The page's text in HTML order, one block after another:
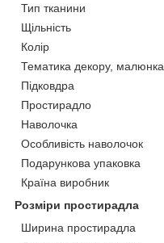
Тип тканини
Щільність
Колір
Тематика декору, малюнка
Підковдра
Простирадло
Наволочка
Особливість наволочок
Подарункова упаковка
Країна виробник
Розміри простирадла
Ширина простирадла